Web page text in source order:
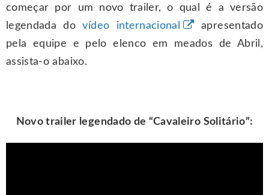
começar por um novo trailer, o qual é a versão
legendada dovídeo internacional
apresentado
pela equipe e pelo elenco em meados de Abril,
assista-o abaixo.
Novo trailer legendado de “Cavaleiro Solitário”: